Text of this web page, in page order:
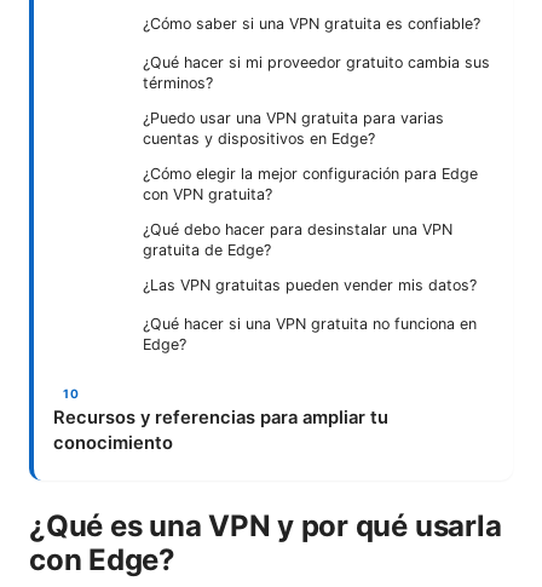
¿Cómo saber si una VPN gratuita es confiable?
¿Qué hacer si mi proveedor gratuito cambia sus
términos?
¿Puedo usar una VPN gratuita para varias
cuentas y dispositivos en Edge?
¿Cómo elegir la mejor configuración para Edge
con VPN gratuita?
¿Qué debo hacer para desinstalar una VPN
gratuita de Edge?
¿Las VPN gratuitas pueden vender mis datos?
¿Qué hacer si una VPN gratuita no funciona en
Edge?
Recursos y referencias para ampliar tu
conocimiento
¿Qué es una VPN y por qué usarla
con Edge?